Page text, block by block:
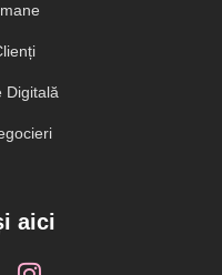
Digitală
aici